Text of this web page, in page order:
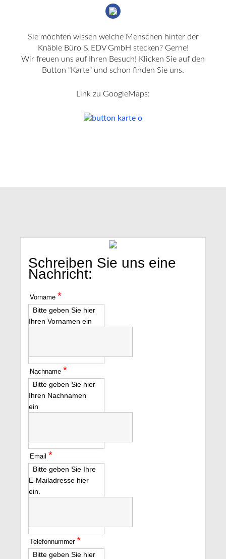
Sie möchten wissen welche Menschen hinter der
Knäble Büro & EDV GmbH stecken? Gerne!
Wir freuen uns auf Ihren Besuch! Klicken Sie auf den
Button "Karte" und schon finden Sie uns.
Link zu GoogleMaps:
Schreiben Sie uns eine
Nachricht:
Vorname *
Bitte geben Sie hier
Ihren Vornamen ein
Nachname *
Bitte geben Sie hier
Ihren Nachnamen
ein
Email *
Bitte geben Sie Ihre
E-Mailadresse hier
ein.
Telefonnummer *
Bitte geben Sie hier